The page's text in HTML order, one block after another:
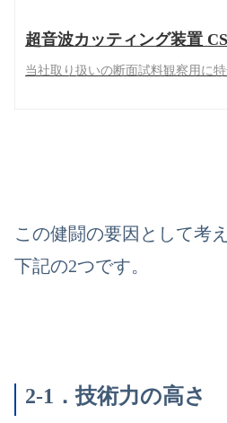
超音波カッティング装置
当社取り扱いの断面試料観察用に
この健闘の要因として考
下記の2つです。
2-1．技術力の高さ